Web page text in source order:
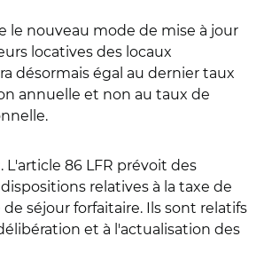
le nouveau mode de mise à jour
locatives des locaux
désormais égal au dernier taux
annuelle et non au taux de
. L'article 86 LFR prévoit des
relatives à la taxe de
séjour forfaitaire. Ils sont relatifs
et à l'actualisation des